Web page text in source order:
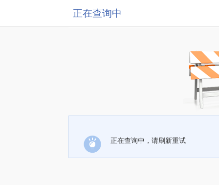
正在查询中
正在查询中，请刷新重试